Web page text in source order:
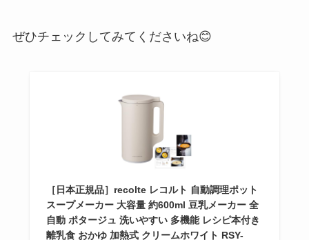
ぜひチェックしてみてくださいね😊
［日本正規品］recolte レコルト 自動調理ポット
スープメーカー 大容量 約600ml 豆乳メーカー 全
自動 ポタージュ 洗いやすい 多機能 レシピ本付き
離乳食 おかゆ 加熱式 クリームホワイト RSY-